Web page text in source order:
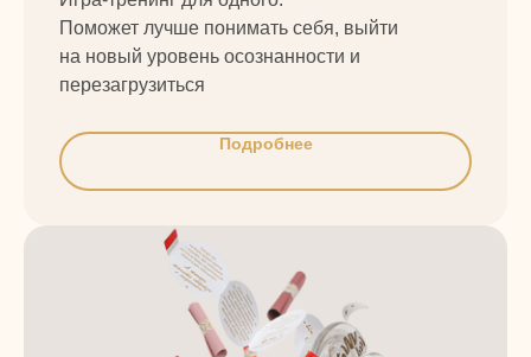
Поможет лучше понимать себя, выйти
на новый уровень осознанности и
перезагрузиться
Подробнее